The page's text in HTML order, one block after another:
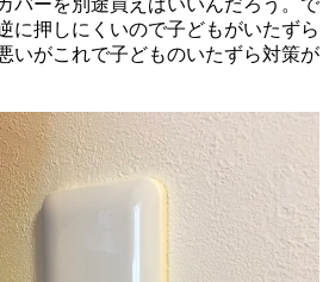
バーを別途買えばいいんだろう。で
に押しにくいので子どもがいたずら
いがこれで子どものいたずら対策が